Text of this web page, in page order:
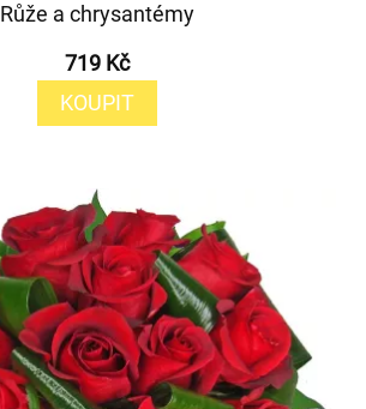
Růže a chrysantémy
719 Kč
KOUPIT